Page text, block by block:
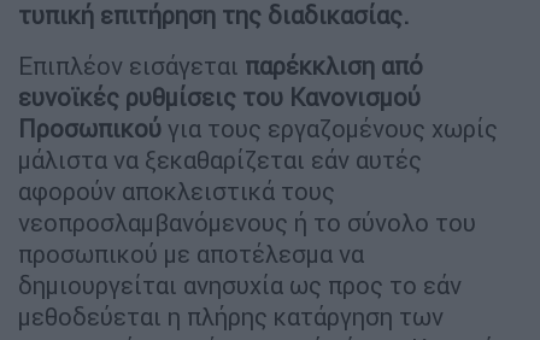
τυπική επιτήρηση της διαδικασίας.
Επιπλέον εισάγεται παρέκκλιση από
ευνοϊκές ρυθμίσεις του Κανονισμού
Προσωπικού για τους εργαζομένους χωρίς
μάλιστα να ξεκαθαρίζεται εάν αυτές
αφορούν αποκλειστικά τους
νεοπροσλαμβανόμενους ή το σύνολο του
προσωπικού με αποτέλεσμα να
δημιουργείται ανησυχία ως προς το εάν
μεθοδεύεται η πλήρης κατάργηση των